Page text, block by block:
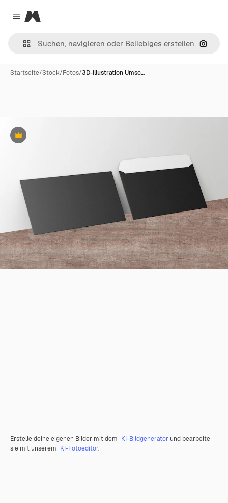
Close menu
Magnific
Nach
Startseite/Stock/Fotos/3D-Illustration Umsc…
Premium
Erstelle deine eigenen Bilder mit dem KI-Bildgenerator und bearbeite
sie mit unserem KI-Fotoeditor.